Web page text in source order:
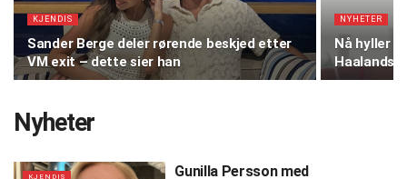
KJENDIS
Sander Berge deler rørende beskjed etter
VM exit – dette sier han
NYHETER
Nå hyller
Haalands
Nyheter
KJENDIS
Gunilla Persson med